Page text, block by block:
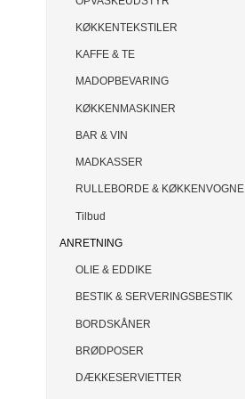
KØKKENTEKSTILER
KAFFE & TE
MADOPBEVARING
KØKKENMASKINER
BAR & VIN
MADKASSER
RULLEBORDE & KØKKENVOGNE
Tilbud
ANRETNING
OLIE & EDDIKE
BESTIK & SERVERINGSBESTIK
BORDSKÅNER
BRØDPOSER
DÆKKESERVIETTER